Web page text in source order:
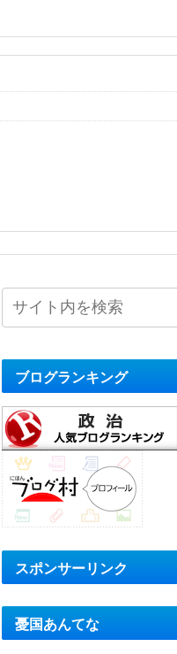
ブログランキング
スポンサーリンク
憂国あんてな